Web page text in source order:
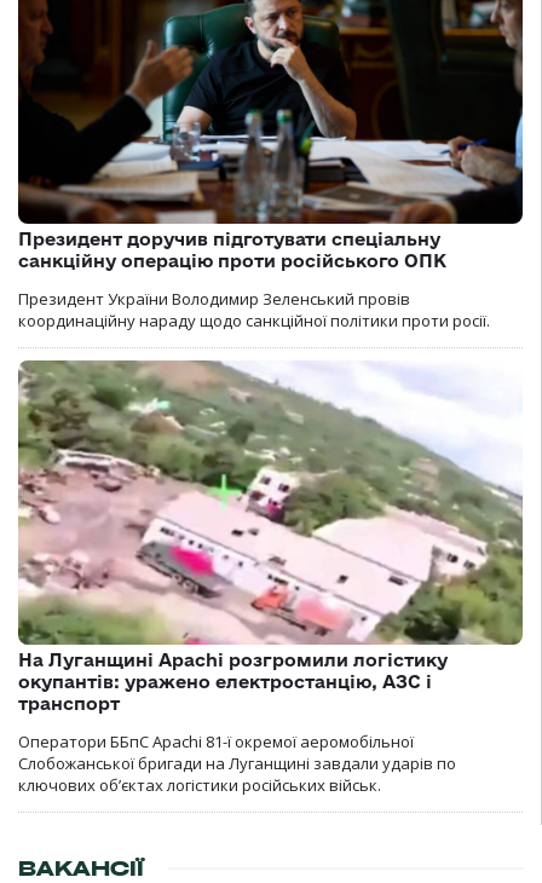
Президент доручив підготувати спеціальну
санкційну операцію проти російського ОПК
Президент України Володимир Зеленський провів
координаційну нараду щодо санкційної політики проти росії.
На Луганщині Apachi розгромили логістику
окупантів: уражено електростанцію, АЗС і
транспорт
Оператори ББпС Apachi 81-ї окремої аеромобільної
Слобожанської бригади на Луганщині завдали ударів по
ключових об’єктах логістики російських військ.
ВАКАНСІЇ